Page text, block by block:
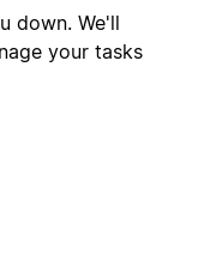
down. We'll
your tasks